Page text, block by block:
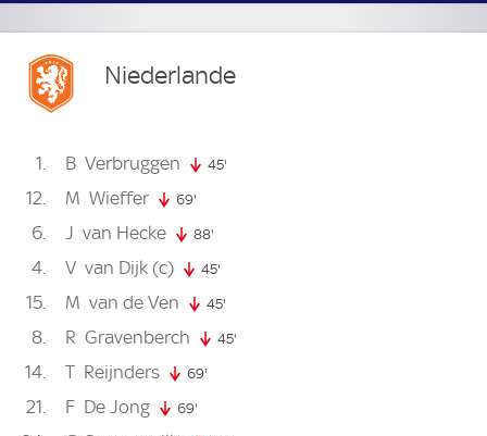
Niederlande
1 B Verbruggen 45'
12 M Wieffer 69'
6 J van Hecke 88'
4 V van Dijk (c) 45'
15 M van de Ven 45'
8 R Gravenberch 45'
14 T Reijnders 69'
21 F De Jong 69'